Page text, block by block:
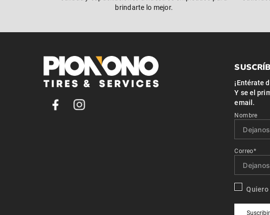
brindarte lo mejor.
¡Entérate
Y se el
email.
Nombre
Correo*